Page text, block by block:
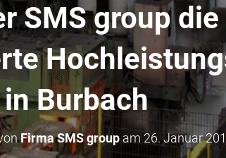
SMS group
in Burbach
Firma SMS groupam 26. Januar